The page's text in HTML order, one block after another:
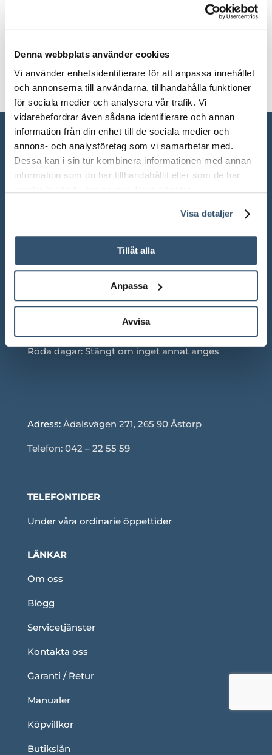
Denna webbplats använder cookies
Vi använder enhetsidentifierare för att anpassa innehållet
och annonserna till användarna, tillhandahålla funktioner
för sociala medier och analysera vår trafik. Vi
vidarebefordrar även sådana identifierare och annan
information från din enhet till de sociala medier och
annons- och analysföretag som vi samarbetar med.
Dessa kan i sin tur kombinera informationen med annan
information som du har tillhandahållit eller som de har
Visa detaljer
Tillåt alla
Anpassa
Avvisa
ÖPPETTIDER SHOWROOM
Lör: 10.00 – 13.00
Röda dagar: Stängt om inget annat anges
Adress: Ådalsvägen 271, 265 90 Åstorp
Telefon: 042 – 22 55 59
TELEFONTIDER
Under våra ordinarie öppettider
LÄNKAR
Om oss
Blogg
Servicetjänster
Kontakta oss
Garanti / Retur
Manualer
Köpvillkor
Butikslån